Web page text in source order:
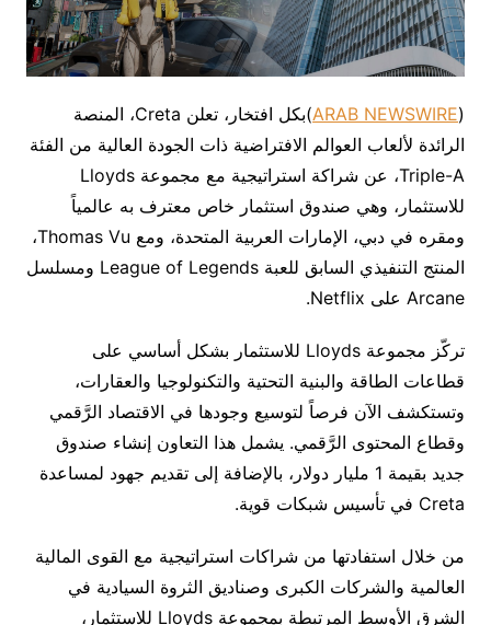
(
ARAB NEWSWIRE
)بكل افتخار، تعلن Creta، المنصة
الرائدة لألعاب العوالم الافتراضية ذات الجودة العالية من الفئة
Triple-A، عن شراكة استراتيجية مع مجموعة Lloyds
للاستثمار، وهي صندوق استثمار خاص معترف به عالمياً
ومقره في دبي، الإمارات العربية المتحدة، ومع Thomas Vu،
المنتج التنفيذي السابق للعبة League of Legends ومسلسل
Arcane على Netflix.
تركّز مجموعة Lloyds للاستثمار بشكل أساسي على
قطاعات الطاقة والبنية التحتية والتكنولوجيا والعقارات،
وتستكشف الآن فرصاً لتوسيع وجودها في الاقتصاد الرَّقمي
وقطاع المحتوى الرَّقمي. يشمل هذا التعاون إنشاء صندوق
جديد بقيمة 1 مليار دولار، بالإضافة إلى تقديم جهود لمساعدة
Creta في تأسيس شبكات قوية.
من خلال استفادتها من شراكات استراتيجية مع القوى المالية
العالمية والشركات الكبرى وصناديق الثروة السيادية في
الشرق الأوسط المرتبطة بمجموعة Lloyds للاستثمار،